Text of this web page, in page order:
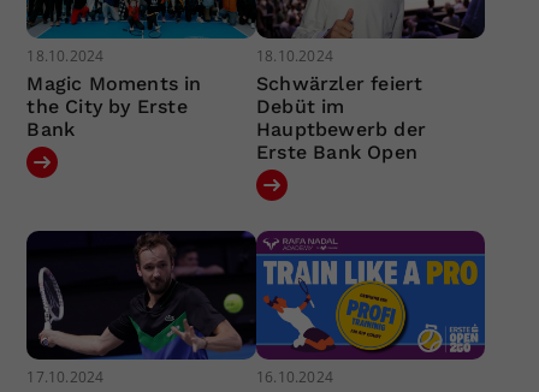
18.10.2024
Magic Moments in
the City by Erste
Bank
18.10.2024
Schwärzler feiert
Debüt im
Hauptbewerb der
Erste Bank Open
17.10.2024 16.10.2024